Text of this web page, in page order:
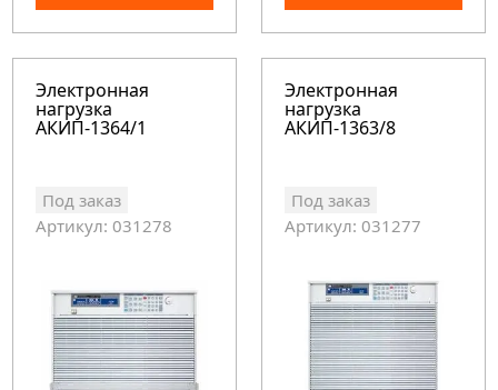
Электронная
нагрузка
АКИП-1364/1
Под заказ
Артикул: 031278
Электронная
нагрузка
АКИП-1363/8
Под заказ
Артикул: 031277